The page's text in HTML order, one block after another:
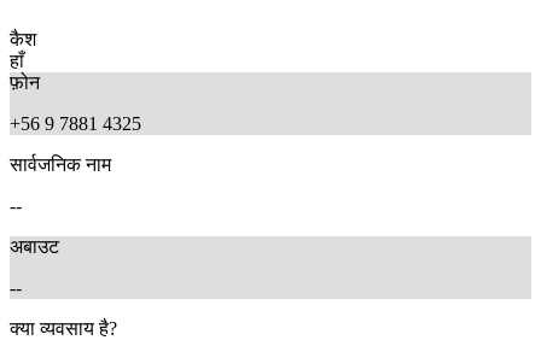
कैश
हाँ
फ़ोन
+56 9 7881 4325
सार्वजनिक नाम
--
अबाउट
--
क्या व्यवसाय है?